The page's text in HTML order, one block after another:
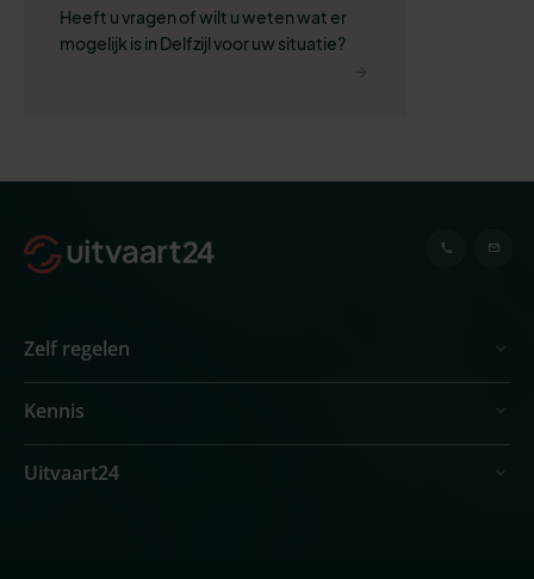
Heeft u vragen of wilt u weten wat er
mogelijk is in Delfzijl voor uw situatie?
Zelf regelen
Kennis
Uitvaart24